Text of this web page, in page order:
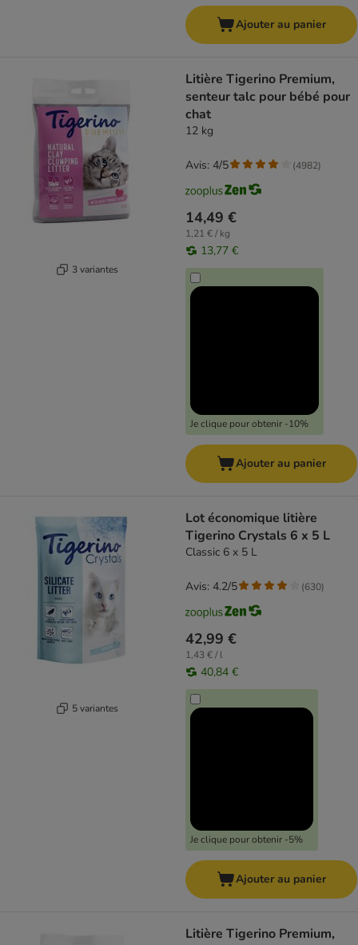
Ajouter au panier
3 variantes
Litière Tigerino Premium,
senteur talc pour bébé pour
chat
12 kg
14,49 €
1,21 € / kg
13,77 €
Je clique pour obtenir -10%
Avis: 4/5 (4982)
Ajouter au panier
5 variantes
Lot économique litière
Tigerino Crystals 6 x 5 L
Classic 6 x 5 L
42,99 €
1,43 € / l
40,84 €
Je clique pour obtenir -5%
Avis: 4.2/5 (630)
Ajouter au panier
Litière Tigerino Premium,